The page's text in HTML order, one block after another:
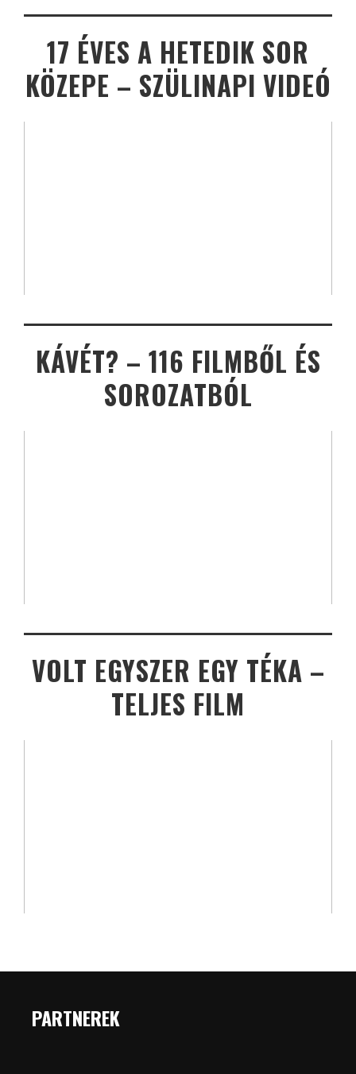
17 ÉVES A HETEDIK SOR
KÖZEPE – SZÜLINAPI VIDEÓ
KÁVÉT? – 116 FILMBŐL ÉS
SOROZATBÓL
VOLT EGYSZER EGY TÉKA –
TELJES FILM
PARTNEREK